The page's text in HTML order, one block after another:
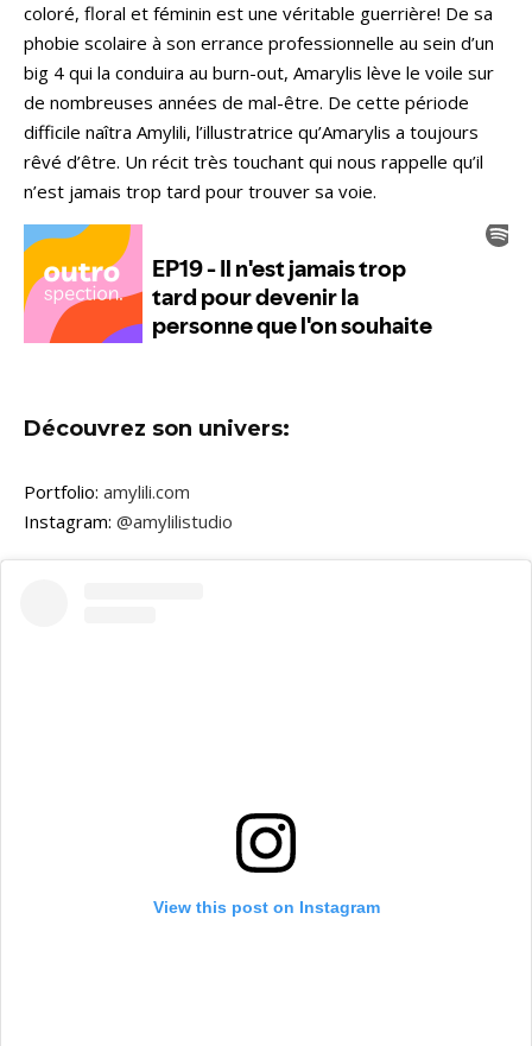
coloré, floral et féminin est une véritable guerrière! De sa
phobie scolaire à son errance professionnelle au sein d’un
big 4 qui la conduira au burn-out, Amarylis lève le voile sur
de nombreuses années de mal-être. De cette période
difficile naîtra Amylili, l’illustratrice qu’Amarylis a toujours
rêvé d’être. Un récit très touchant qui nous rappelle qu’il
n’est jamais trop tard pour trouver sa voie.
Découvrez son univers:
Portfolio: amylili.com
Instagram: @amylilistudio
View this post on Instagram